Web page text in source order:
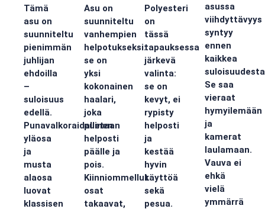
Tämä
asu on
suunniteltu
pienimmän
juhlijan
ehdoilla
–
suloisuus
edellä.
Punavalkoraidallinen
yläosa
ja
musta
alaosa
luovat
klassisen
Asu on
suunniteltu
vanhempien
helpotukseksi:
se on
yksi
kokonainen
haalari,
joka
puetaan
helposti
päälle ja
pois.
Kiinniommellut
osat
takaavat,
Polyesteri
on
tässä
tapauksessa
järkevä
valinta:
se on
kevyt, ei
rypisty
helposti
ja
kestää
hyvin
käyttöä
sekä
pesua.
asussa
viihdyttävyys
syntyy
ennen
kaikkea
Se saa
vieraat
hymyilemään
ja
kamerat
laulamaan.
Vauva ei
ehkä
vielä
ymmärrä